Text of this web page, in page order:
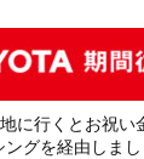
に行くとお祝い
ングを経由しま